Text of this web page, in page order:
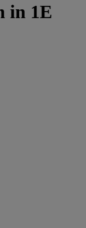
in 1E